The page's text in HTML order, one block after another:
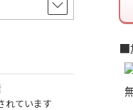
れています